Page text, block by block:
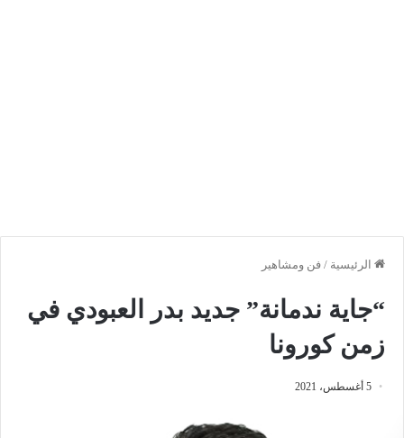
الرئيسية / فن ومشاهير
“جاية ندمانة” جديد بدر العبودي في
زمن كورونا
5 أغسطس، 2021